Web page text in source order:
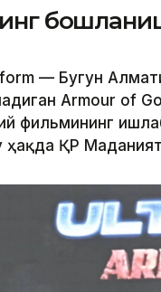
— Бугун
Armour of
фильмининг
ҳақда ҚР